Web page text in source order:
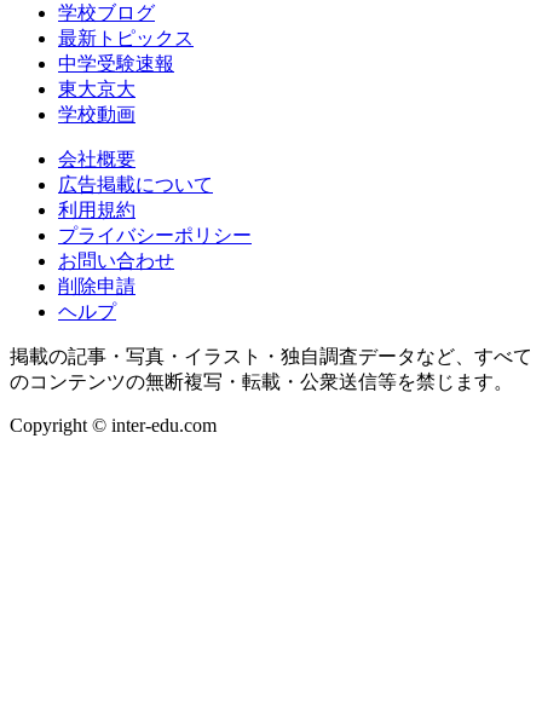
学校ブログ
最新トピックス
中学受験速報
東大京大
学校動画
会社概要
広告掲載について
利用規約
プライバシーポリシー
お問い合わせ
削除申請
ヘルプ
掲載の記事・写真・イラスト・独自調査データなど、すべて
のコンテンツの無断複写・転載・公衆送信等を禁じます。
Copyright © inter-edu.com